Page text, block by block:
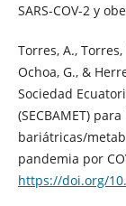
SARS-COV-2 y
Torres, A.,
Ochoa, G., &
Sociedad
(SECBAMET)
bariátricas/
pandemia por
https://doi.org/